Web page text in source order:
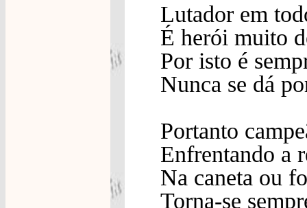
Lutador em
É herói muito
Por isto é
Nunca se dá
Portanto
Enfrentando a
Na caneta ou
Torna-se